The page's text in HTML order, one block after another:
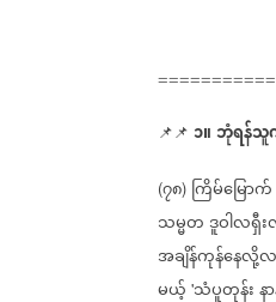
📌📌 ၁။ဘုံရန်
(၇၈) ကြိမ်မြောက်
သမ္မတဒူဝါလရှီ
အချိန်ကုန်နေလို့
မယ့် 'သံပူတုန်းန